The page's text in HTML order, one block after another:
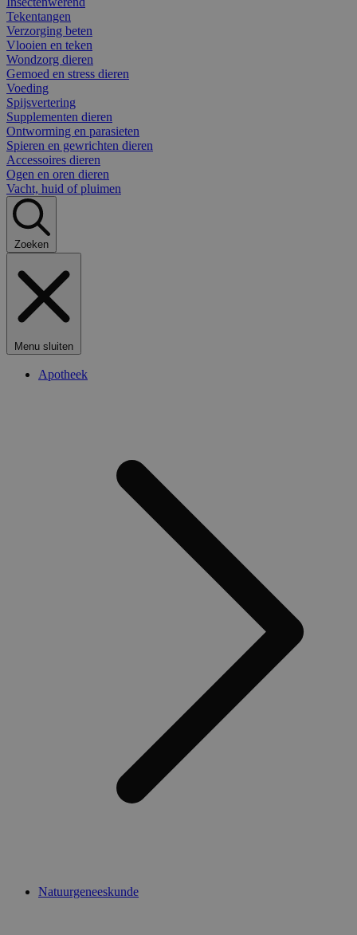
Tekentangen
Verzorging beten
Vlooien en teken
Wondzorg dieren
Gemoed en stress dieren
Voeding
Spijsvertering
Supplementen dieren
Ontworming en parasieten
Spieren en gewrichten dieren
Accessoires dieren
Ogen en oren dieren
Vacht, huid of pluimen
Zoeken
Menu sluiten
Apotheek
Natuurgeneeskunde